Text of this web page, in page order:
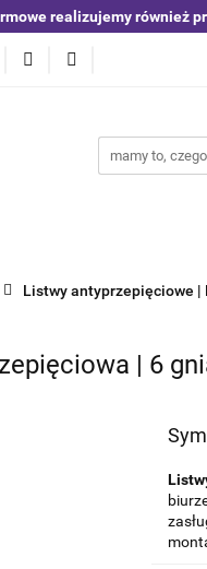
realizujemy również
i detektory
Listwy antyprzepięciowe |
| 6